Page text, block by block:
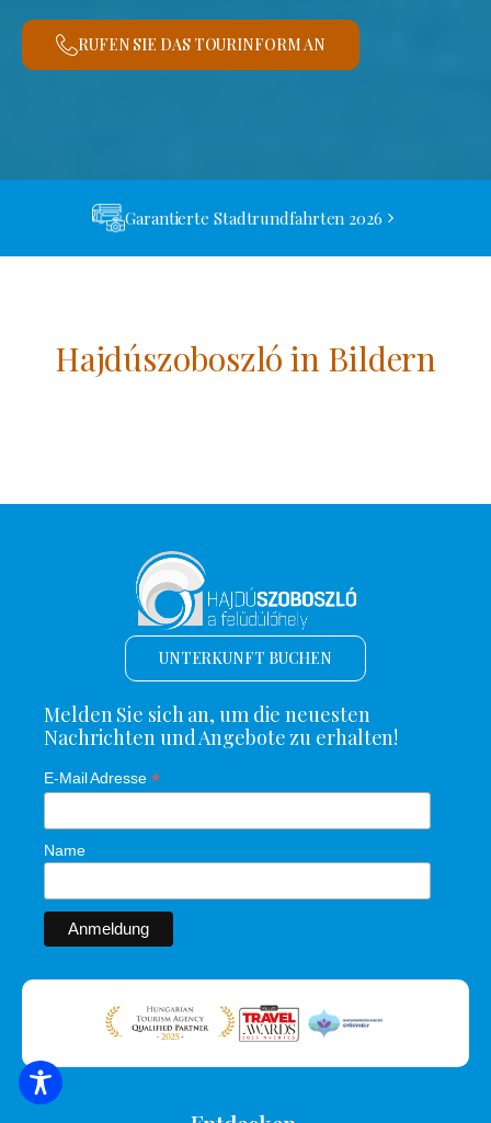
RUFEN SIE DAS TOURINFORM AN
Garantierte Stadtrundfahrten 2026
Hajdúszoboszló in Bildern
UNTERKUNFT BUCHEN
Melden Sie sich an, um die neuesten
Nachrichten und Angebote zu erhalten!
E-Mail Adresse *
Name